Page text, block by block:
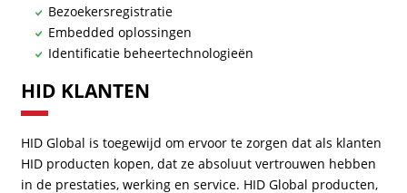
Bezoekersregistratie
Embedded oplossingen
Identificatie beheertechnologieën
HID KLANTEN
HID Global is toegewijd om ervoor te zorgen dat als klanten
HID producten kopen, dat ze absoluut vertrouwen hebben
in de prestaties, werking en service. HID Global producten,